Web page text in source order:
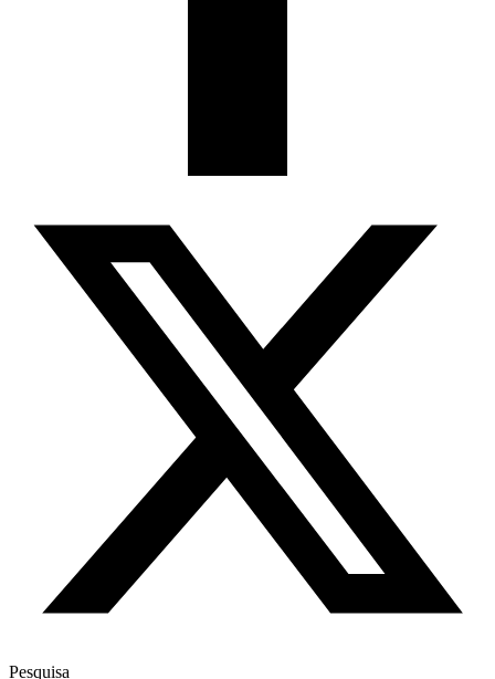
Pesquisa